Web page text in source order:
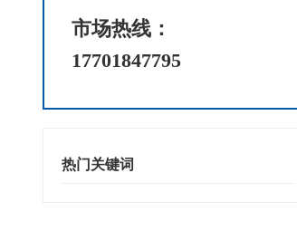
市场热线：
17701847795
热门关键词